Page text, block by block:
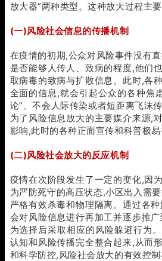
放大器”两种类型。这种放大过程主要
(一)风险社会信息的传播机制
在疫情的初期,公众对风险事件没有
是否能够人传人、致病的程度,他们
取病毒的致病与扩散信息。此时,各
全面的信息,就会引起公众的各种焦
论”、不会人际传染或者短距离飞沫
为了风险信息放大的主要媒介来源,
影响,此时的各种正面宣传和科普极易
(二)风险社会放大的反应机制
疫情在次阶段发生了一定的变化,因
为严防死守的高压状态,小区出入需
严格有效杀毒和物理隔离。通过各
会对风险信息进行再加工并逐步推
为选择后采取相应的风险躲避行为
认知和风险传播完全整合起来,从而
和科学防控,风险社会放大的有效控制